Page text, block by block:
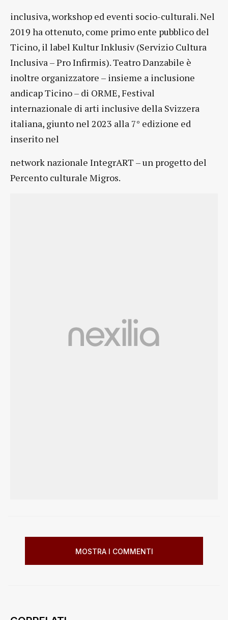
inclusiva, workshop ed eventi socio-culturali. Nel
2019 ha ottenuto, come primo ente pubblico del
Ticino, il label Kultur Inklusiv (Servizio Cultura
Inclusiva – Pro Infirmis). Teatro Danzabile è
inoltre organizzatore – insieme a inclusione
andicap Ticino – di ORME, Festival
internazionale di arti inclusive della Svizzera
italiana, giunto nel 2023 alla 7° edizione ed
inserito nel
network nazionale IntegrART – un progetto del
Percento culturale Migros.
MOSTRA I COMMENTI